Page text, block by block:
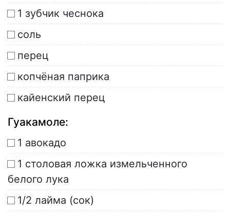
1 зубчик чеснока
соль
перец
копчёная паприка
кайенский перец
Гуакамоле:
1 авокадо
1 столовая ложка измельченного
белого лука
1/2 лайма (сок)